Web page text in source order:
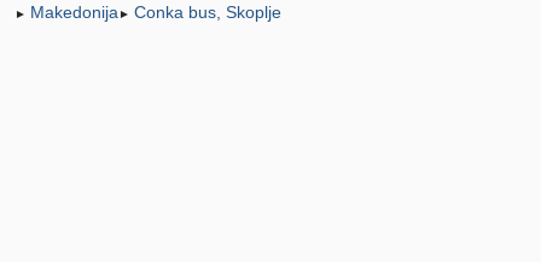
► Makedonija ► Conka bus, Skoplje